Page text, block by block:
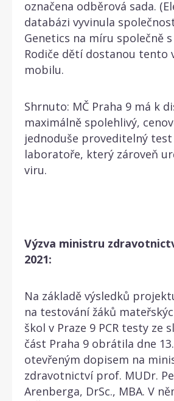
označena odběrová sada.
databázi vyvinula
Genetics na míru společně s
Rodiče dětí dostanou tento
mobilu.
Shrnuto: MČ Praha 9 má k
maximálně spolehlivý,
jednoduše proveditelný test
laboratoře, který zároveň
viru.
Výzva ministru
2021:
Na základě výsledků
na testování žáků
škol v Praze 9 PCR testy ze
část Praha 9 obrátila dne
otevřeným dopisem na
zdravotnictví prof. MUDr.
Arenberga, DrSc., MBA. V